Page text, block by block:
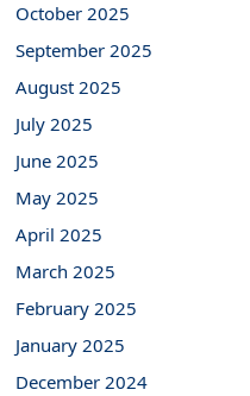
October 2025
September 2025
August 2025
July 2025
June 2025
May 2025
April 2025
March 2025
February 2025
January 2025
December 2024